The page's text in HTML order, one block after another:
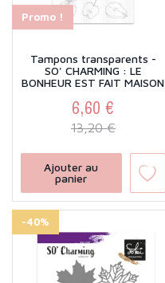
Promo !
Tampons transparents -
SO' CHARMING : LE
BONHEUR EST FAIT MAISON
Prix
6,60 €
Prix de base
13,20 €
Ajouter au
panier
-40%